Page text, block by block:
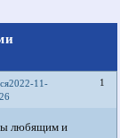
1
2022-11-
любящим и